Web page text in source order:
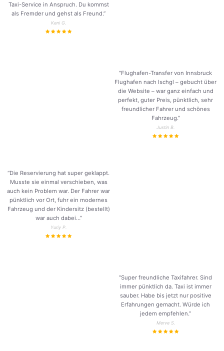
Taxi-Service in Anspruch. Du kommst
als Fremder und gehst als Freund.”
Keni G.
“Flughafen-Transfer von Innsbruck
Flughafen nach Ischgl – gebucht über
die Website – war ganz einfach und
perfekt, guter Preis, pünktlich, sehr
freundlicher Fahrer und schönes
Fahrzeug.”
Justin B.
“Die Reservierung hat super geklappt.
Musste sie einmal verschieben, was
auch kein Problem war. Der Fahrer war
pünktlich vor Ort, fuhr ein modernes
Fahrzeug und der Kindersitz (bestellt)
war auch dabei…”
Yuriy P.
“Super freundliche Taxifahrer. Sind
immer pünktlich da. Taxi ist immer
sauber. Habe bis jetzt nur positive
Erfahrungen gemacht. Würde ich
jedem empfehlen.”
Merve S.